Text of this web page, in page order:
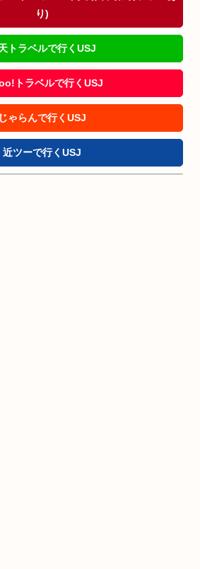
り)
トラベルで行くUSJ
トラベルで行くUSJ
じゃらんで行くUSJ
近ツーで行くUSJ